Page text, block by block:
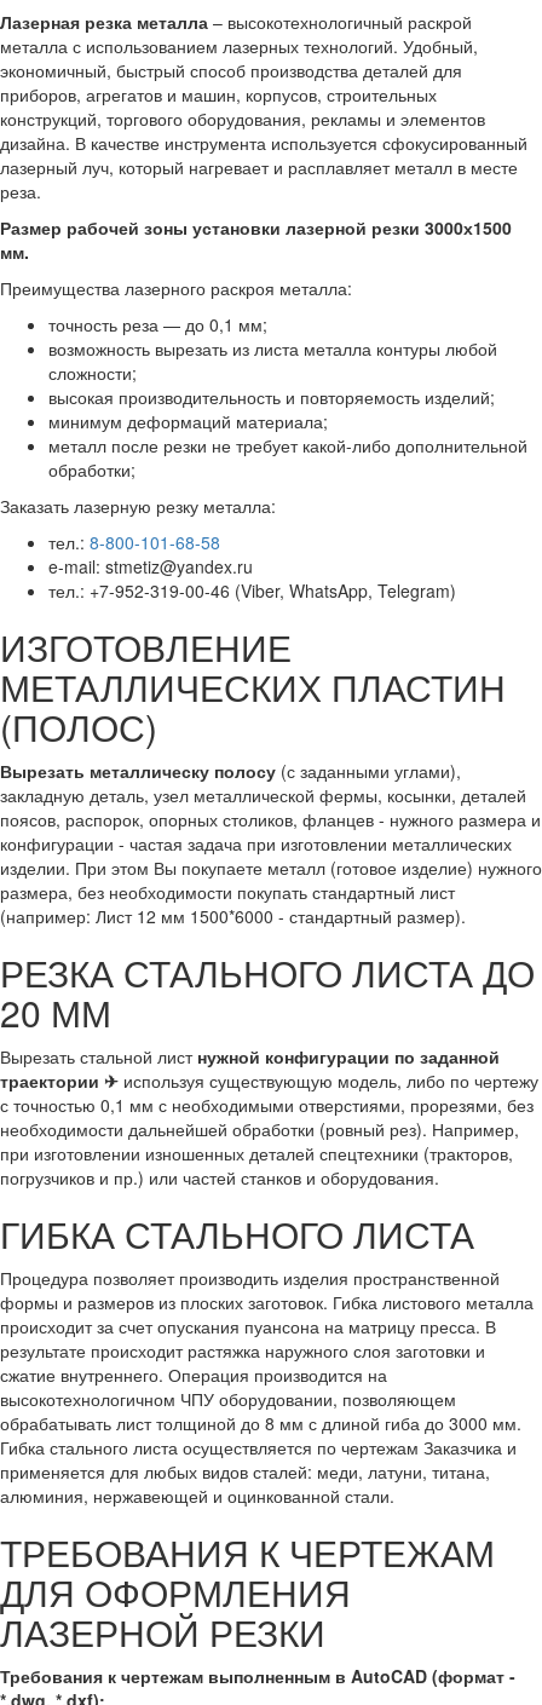
Лазерная резка металла – высокотехнологичный раскрой
металла с использованием лазерных технологий. Удобный,
экономичный, быстрый способ производства деталей для
приборов, агрегатов и машин, корпусов, строительных
конструкций, торгового оборудования, рекламы и элементов
дизайна. В качестве инструмента используется сфокусированный
лазерный луч, который нагревает и расплавляет металл в месте
реза.
Размер рабочей зоны установки лазерной резки 3000х1500
мм.
Преимущества лазерного раскроя металла:
точность реза — до 0,1 мм;
возможность вырезать из листа металла контуры любой
сложности;
высокая производительность и повторяемость изделий;
минимум деформаций материала;
металл после резки не требует какой-либо дополнительной
обработки;
Заказать лазерную резку металла:
тел.: 8-800-101-68-58
e-mail: stmetiz@yandex.ru
тел.: +7-952-319-00-46 (Viber, WhatsApp, Telegram)
ИЗГОТОВЛЕНИЕ
МЕТАЛЛИЧЕСКИХ ПЛАСТИН
(ПОЛОС)
Вырезать металлическу полосу (с заданными углами),
закладную деталь, узел металлической фермы, косынки, деталей
поясов, распорок, опорных столиков, фланцев - нужного размера и
конфигурации - частая задача при изготовлении металлических
изделии. При этом Вы покупаете металл (готовое изделие) нужного
размера, без необходимости покупать стандартный лист
(например: Лист 12 мм 1500*6000 - стандартный размер).
РЕЗКА СТАЛЬНОГО ЛИСТА ДО
20 ММ
Вырезать стальной лист нужной конфигурации по заданной
траектории ✈ используя существующую модель, либо по чертежу
с точностью 0,1 мм с необходимыми отверстиями, прорезями, без
необходимости дальнейшей обработки (ровный рез). Например,
при изготовлении изношенных деталей спецтехники (тракторов,
погрузчиков и пр.) или частей станков и оборудования.
ГИБКА СТАЛЬНОГО ЛИСТА
Процедура позволяет производить изделия пространственной
формы и размеров из плоских заготовок. Гибка листового металла
происходит за счет опускания пуансона на матрицу пресса. В
результате происходит растяжка наружного слоя заготовки и
сжатие внутреннего. Операция производится на
высокотехнологичном ЧПУ оборудовании, позволяющем
обрабатывать лист толщиной до 8 мм с длиной гиба до 3000 мм.
Гибка стального листа осуществляется по чертежам Заказчика и
применяется для любых видов сталей: меди, латуни, титана,
алюминия, нержавеющей и оцинкованной стали.
ТРЕБОВАНИЯ К ЧЕРТЕЖАМ
ДЛЯ ОФОРМЛЕНИЯ
ЛАЗЕРНОЙ РЕЗКИ
Требования к чертежам выполненным в AutoCAD (формат -